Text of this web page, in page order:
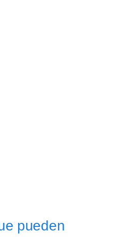
pueden